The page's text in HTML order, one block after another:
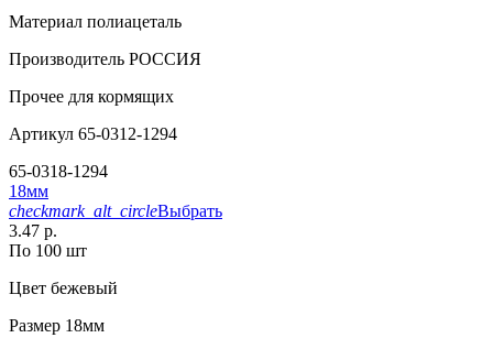
Материал полиацеталь
Производитель РОССИЯ
Прочее для кормящих
Артикул 65-0312-1294
65-0318-1294
18мм
checkmark_alt_circleВыбрать
3.47 р.
По 100 шт
Цвет бежевый
Размер 18мм